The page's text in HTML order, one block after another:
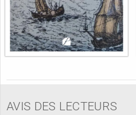
AVIS DES LECTEURS